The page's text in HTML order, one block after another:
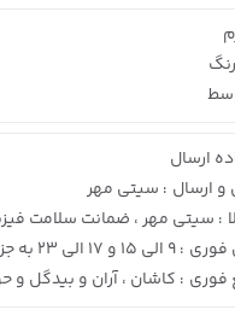
ارسال
و ارسال : سیتی مهر
: سیتی مهر ، ضمانت سلامت
فوری : 9 الی 15 و 17 الی 23 به جز روز های تعطیل
فوری : کاشان ، آران و بیدگل و